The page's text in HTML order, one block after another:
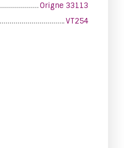
Origne 33113
VT254